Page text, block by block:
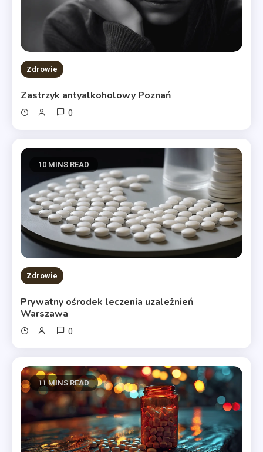
Zdrowie
Zastrzyk antyalkoholowy Poznań
0
10 MINS READ
Zdrowie
Prywatny ośrodek leczenia uzależnień
Warszawa
0
11 MINS READ